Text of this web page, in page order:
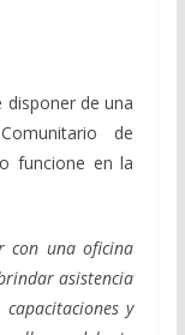
disponer de una
de
funcione en la
con una oficina
asistencia
y